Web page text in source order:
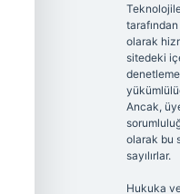
tarafından
olarak
sitedeki
Ancak,
olarak bu
sayılırlar.
Hukuka